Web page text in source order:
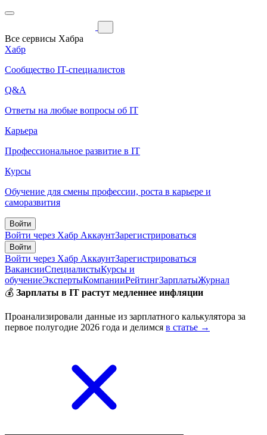
Все сервисы Хабра
Хабр
Сообщество IT-специалистов
Q&A
Ответы на любые вопросы об IT
Карьера
Профессиональное развитие в IT
Курсы
Обучение для смены профессии, роста в карьере и
саморазвития
Войти
Войти через Хабр АккаунтЗарегистрироваться
Войти
Войти через Хабр АккаунтЗарегистрироваться
ВакансииСпециалистыКурсы и
обучениеЭкспертыКомпанииРейтингЗарплатыЖурнал
💰 Зарплаты в IT растут медленнее инфляции
Проанализировали данные из зарплатного калькулятора за
первое полугодие 2026 года и делимся в статье →